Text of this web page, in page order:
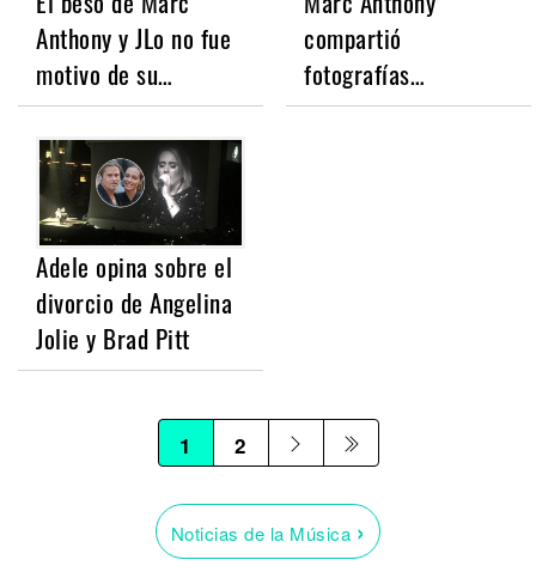
Anthony y JLo no fue
motivo de su…
compartió
fotografías…
Adele opina sobre el
divorcio de Angelina
Jolie y Brad Pitt
1 2
Noticias de la Música ›